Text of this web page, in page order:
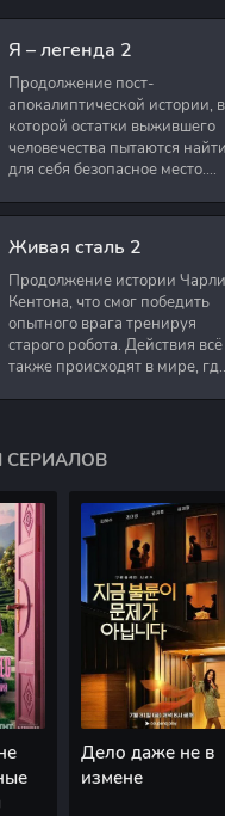
Я – легенда 2
Продолжение пост-
апокалиптической истории, в
которой остатки выжившего
человечества пытаются найти
для себя безопасное место.
работал в медицинском
Живая сталь 2
Продолжение истории Чарли
Кентона, что смог победить
опытного врага тренируя
старого робота. Действия всё
также происходят в мире, где
СЕРИАЛОВ
Дело даже не в
измене